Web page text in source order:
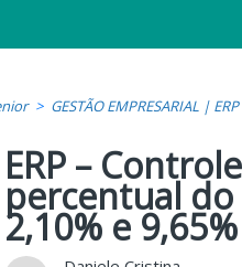
GESTÃO EMPRESARIAL |
ERP –
percentual do
2,10% e